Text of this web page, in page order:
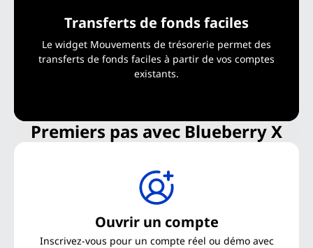
Transferts de fonds faciles
Le widget Mouvements de trésorerie permet des
transferts de fonds faciles à partir de vos comptes
existants.
Premiers pas avec Blueberry X
Ouvrir un compte
Inscrivez-vous pour un compte réel ou démo avec